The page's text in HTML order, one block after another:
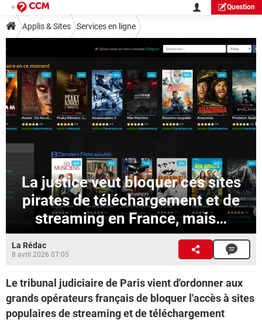
Question
Applis & Sites Services en ligne
La justice veut bloquer ces sites
pirates de téléchargement et de
streaming en France, mais…
La Rédac
8 avril 2026 07:05
Le tribunal judiciaire de Paris vient d'ordonner aux
grands opérateurs français de bloquer l'accès à sites
populaires de streaming et de téléchargement